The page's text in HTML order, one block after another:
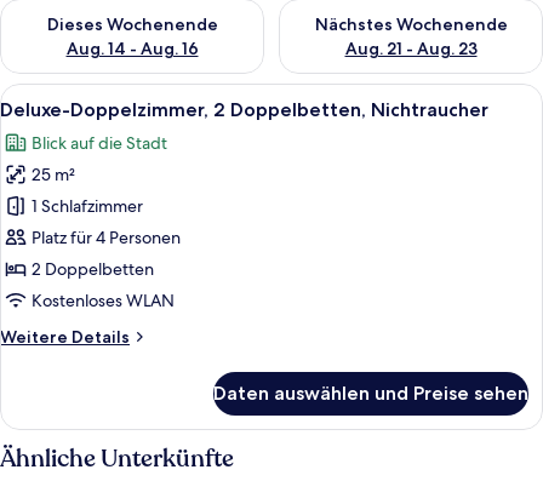
Dieses Wochenende
Aug. 14 - Aug. 16
Überprüfe die Verfügbarkeit für dieses Wochenende, Aug. 14
Nächstes Wochenende
Aug. 21 - Aug. 23
Überprüfe die Verfügbarkeit
Alle
Fotos
für
Deluxe-
Doppelzimmer,
2 Doppelbetten,
Nichtraucher
anzeigen
Ein Hotelzimmer mit zwei Betten,
18
Deluxe-Doppelzimmer, 2 Doppelbetten, Nichtraucher
Blick auf die Stadt
25 m²
1 Schlafzimmer
Platz für 4 Personen
2 Doppelbetten
Kostenloses WLAN
Weitere Details
Weitere
Doppelzimmer,
2 Doppelbetten,
Nichtraucher
Daten auswählen und Preise sehen
Ähnliche Unterkünfte